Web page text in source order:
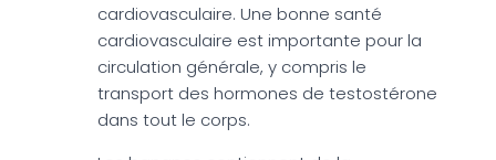
cardiovasculaire. Une bonne santé
cardiovasculaire est importante pour la
circulation générale, y compris le
transport des hormones de testostérone
dans tout le corps.